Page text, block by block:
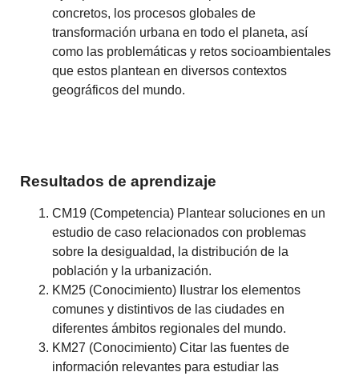
concretos, los procesos globales de
transformación urbana en todo el planeta, así
como las problemáticas y retos socioambientales
que estos plantean en diversos contextos
geográficos del mundo.
Resultados de aprendizaje
CM19 (Competencia) Plantear soluciones en un
estudio de caso relacionados con problemas
sobre la desigualdad, la distribución de la
población y la urbanización.
KM25 (Conocimiento) Ilustrar los elementos
comunes y distintivos de las ciudades en
diferentes ámbitos regionales del mundo.
KM27 (Conocimiento) Citar las fuentes de
información relevantes para estudiar las